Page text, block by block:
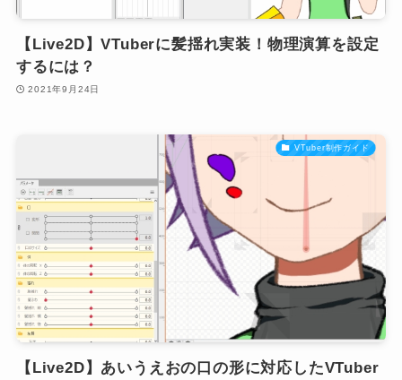
【Live2D】VTuberに髪揺れ実装！物理演算を設定
するには？
2021年9月24日
VTuber制作ガイド
【Live2D】あいうえおの口の形に対応したVTuber